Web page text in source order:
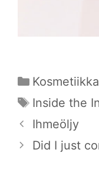
Kategoriat
Kosmetiikka
Avainsanat
Inside the
Ihmeöljy
Did I just